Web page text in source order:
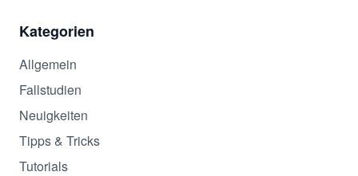
Kategorien
Allgemein
Fallstudien
Neuigkeiten
Tipps & Tricks
Tutorials